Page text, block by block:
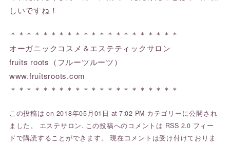
しいですね！
＊＊＊＊＊＊＊＊＊＊＊＊＊＊＊＊＊＊＊＊＊
オーガニックコスメ＆エステティックサロン
fruits roots（フルーツルーツ）
www.fruitsroots.com
＊＊＊＊＊＊＊＊＊＊＊＊＊＊＊＊＊＊＊＊＊
この投稿は on 2018年05月01日 at 7:02 PM カテゴリーに公開され
ました。 エステサロン. この投稿へのコメントは RSS 2.0 フィー
ドで購読することができます。 現在コメントは受け付けておりま